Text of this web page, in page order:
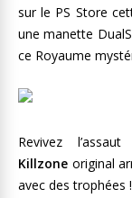
sur le PS Store
une manette
ce Royaume
Revivez
Killzone original
avec des trophées !